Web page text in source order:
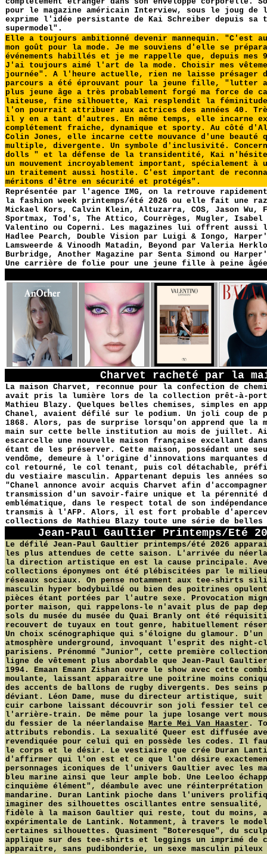
pour le magazine américain Interview, sous le joug
exprime l'idée persistante de Kai Schreiber depuis sa
supermodel".
Elle a toujours ambitionné devenir mannequin. "C'est
mon goût pour la mode. Je me souviens d'elle se
événements habillés et je me rappelle que, depuis mes
J'ai toujours aimé l'art de la mode. Choisir mes
journée". A l'heure actuelle, rien ne laisse présager
parcours a été éprouvant pour la jeune fille, "lutter
plus jeune âge a très probablement forgé ma force de
laiteuse, fine silhouette, Kai resplendit la
l'on pourrait attribuer aux actrices des années 40.
il y en a tant d'autres. En même temps, elle incarne
complétement fraiche, dynamique et sporty. Au côté
Colin Jones, elle incarne cette mouvance d'une
multiple, divergente. Un symbole d'inclusivité.
dolls " et la défense de la transidentité, Kai
un mouvement incroyablement important, spécialement à
un traitement aussi hostile. C'est important de
méritons d'être en sécurité et protégés".
Représentée par l'agence IMG, on la retrouve
la fashion week printemps/été 2026 ou elle fait une
Mickael Kors, Calvin Klein, Altuzarra, COS, Jason Wu,
Sportmax, Tod's, The Attico, Courrèges, Mugler, Isabel
Valentino ou Coperni. Les magazines lui offrent aussi
Hadlee Pearch, Double Vision par Luigi & Iongo,
Lamsweerde & Vinoodh Matadin, Beyond par Valeria
Burbridge, Another Magazine par Senta Simond ou
Une carrière de folie pour une jeune fille à peine
Charvet racheté par la
La maison Charvet, reconnue pour la confection de
avait pris la lumière lors de la collection prêt-à-
Mathieu Blazy. Quelques belles chemises, simples en
Chanel, avaient défilé sur le podium. Un joli coup de
1868. Alors, pas de surprise lorsqu'on apprend que la
main sur cette belle institution au mois de juillet.
escarcelle une nouvelle maison française excellant
étant de les préserver. Cette maison, possédant une
vendôme, demeure à l'origine d'innovations
col retourné, le col tenant, puis col détachable,
du vestiaire masculin. Appartenant depuis les années
"Chanel annonce avoir acquis Charvet afin
transmission d'un savoir-faire unique et la pérennité
emblématique, dans le respect total de son
transmis à l'AFP. Alors, il est fort probable
collections de Mathieu Blazy toute une série de belles
Jean-Paul Gaultier Printemps/Eté
Le défilé Jean-Paul Gaultier printemps/été 2026
les plus attendues de cette saison. L'arrivée du
la direction artistique en est la cause principale.
collections éponymes ont été plébiscitées par le
réseaux sociaux. On pense notamment aux tee-shirts
masculin hyper bodybuildé ou bien des poitrines
pièces étant portées par l'autre sexe. Provocation
porter maison, qui rappelons-le n'avait plus de pap
sols du musée du musée du Quai Branly ont été
recouvert de tuyaux en tout genre, habituellement
Un choix scénographique qui s'éloigne du glamour. D'un
atmosphère underground, invoquant l'esprit des night-
parisiens. Prénommé "Junior", cette première
ligne de vêtement plus abordable que Jean-Paul
1994. Emaan Emann Zishan ouvre le show avec cette
moulante, laissant apparaitre une poitrine moins
des accents de ballons de rugby divergents. Des
déviant. Léon Dame, muse du directeur artistique,
cuir carbone laissant découvrir son joli fessier tel
l'arrière-train. De même pour la jupe losange vert
du fessier de la néerlandaise Marte Mei Van Haaster .
attributs rebondis. La sexualité Queer est diffusée
revendiquée pour celui qui en possède les codes. Il
le corps et le désir. Le vestiaire que crée Duran
d'affirmer qui l'on est et ce que l'on désire
personnages iconiques de l'univers Gaultier avec les
bleu marine ainsi que leur ample bob. Une Leeloo
cinquième élément", déambule avec une réinterprétation
mandarine. Duran Lantink pioche dans l'univers
imaginer des silhouettes oscillantes entre sensualité,
fidèle à la maison Gaultier qui reste, tout du moins,
expérimentale de Lantink. Notamment, à travers le
certaines silhouettes. Quasiment "Boteresque", du
applique sur des tee-shirts et leggings un imprimé de
apparaitre, sans pudibonderie, un sexe masculin pileux